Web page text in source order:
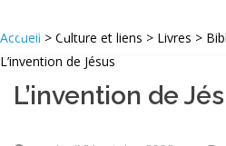
Accueil > Culture et liens > Livres >
L’invention de Jésus
L’invention de